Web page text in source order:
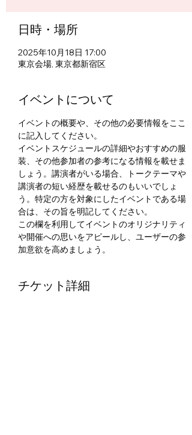
日時・場所
2025年10月18日 17:00
東京会場, 東京都新宿区
イベントについて
イベントの概要や、その他の必要情報をここ
に記入してください。
イベントスケジュールの詳細やおすすめの服
装、その他参加者の参考になる情報を載せま
しょう。講演者がいる場合、トークテーマや
講演者の短い経歴を載せるのもいいでしょ
う。特定の方を対象にしたイベントである場
合は、その旨を明記してください。
この欄を利用してイベントのオリジナリティ
や開催への思いをアピールし、ユーザーの参
加意欲を高めましょう。
チケット詳細